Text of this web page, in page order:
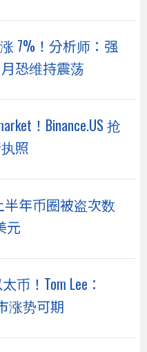
7%！分析师：强
恐维持震荡
！Binance.US 抢
照
半年币圈被盗次数
元
币！Tom Lee：
涨势可期